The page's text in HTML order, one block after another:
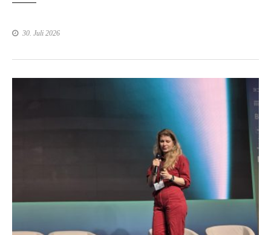
30. Juli 2026